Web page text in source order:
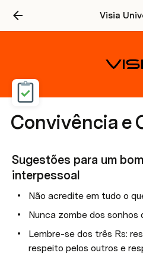
Visia
Convivência e
Sugestões para um
interpessoal
Não acredite em tudo o
Nunca zombe dos sonhos
Lembre-se dos três Rs:
respeito pelos outros e